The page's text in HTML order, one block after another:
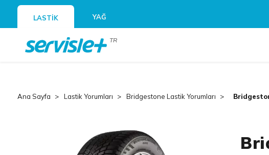
LASTİK YAĞ
TR
Ana Sayfa Lastik Yorumları Bridgestone Lastik Yorumları